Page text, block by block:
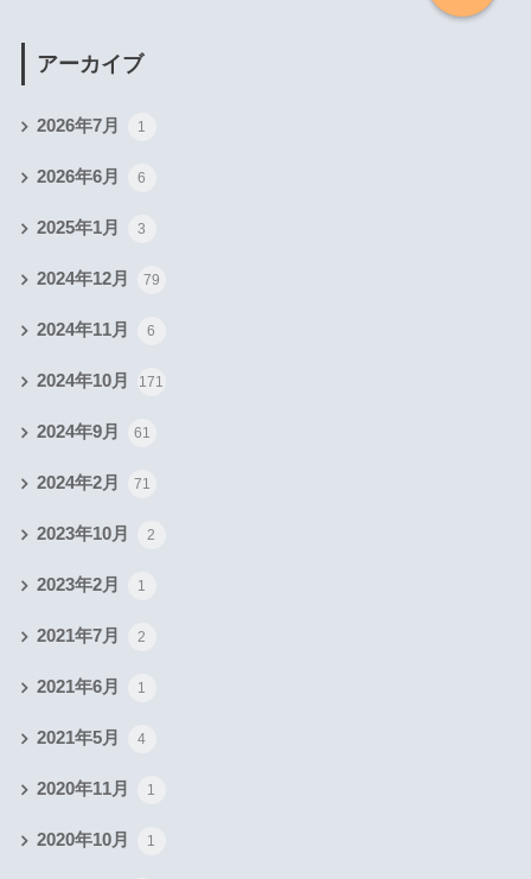
アーカイブ
2026年7月 1
2026年6月 6
2025年1月 3
2024年12月 79
2024年11月 6
2024年10月 171
2024年9月 61
2024年2月 71
2023年10月 2
2023年2月 1
2021年7月 2
2021年6月 1
2021年5月 4
2020年11月 1
2020年10月 1